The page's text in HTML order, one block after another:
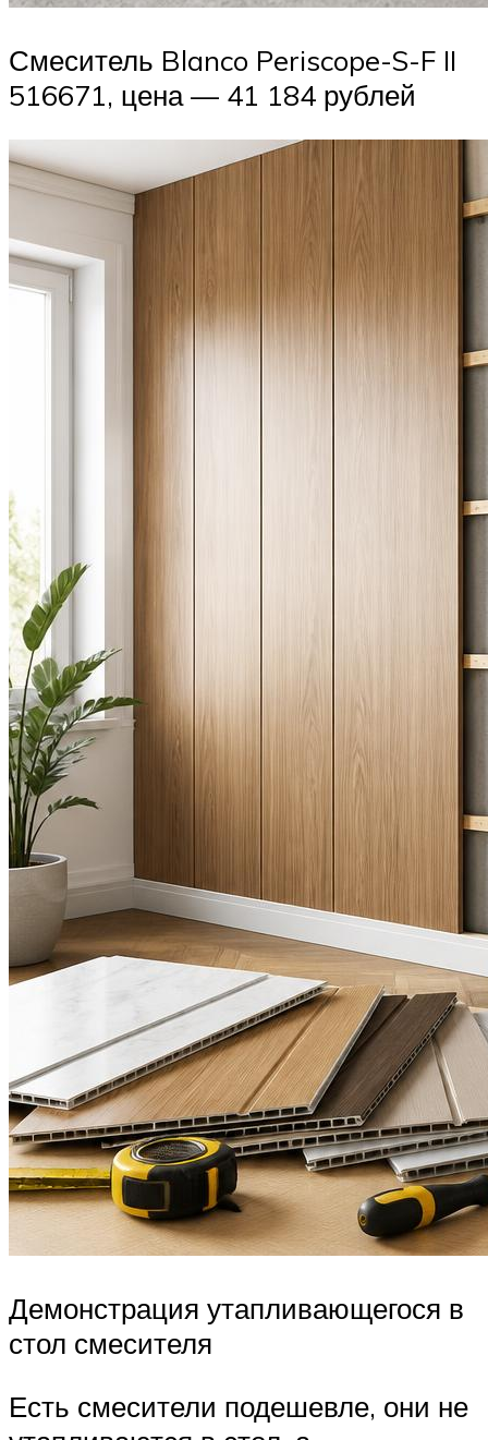
Смеситель Blanco Periscope-S-F II
516671, цена — 41 184 рублей
Демонстрация утапливающегося в
стол смесителя
Есть смесители подешевле, они не